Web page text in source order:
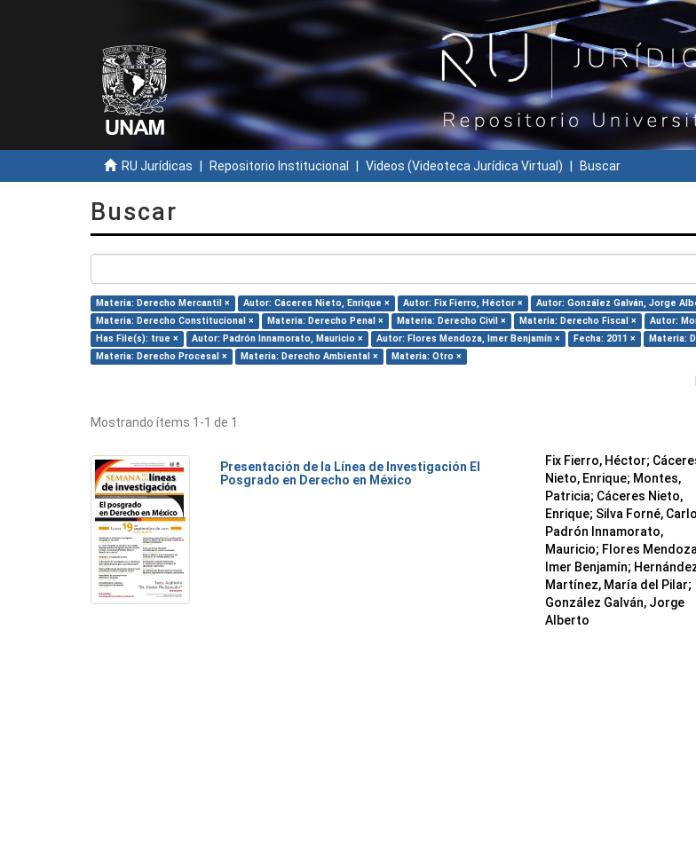
RU Jurídicas Repositorio Institucional Videos (Videoteca Jurídica Virtual) Buscar
Buscar
Materia: Derecho Mercantil × Autor: Cáceres Nieto, Enrique × Autor: Fix Fierro, Héctor ×
Autor: González Galván, Jorge
Materia: Derecho Constitucional ×
Materia: Derecho Penal × Materia: Derecho Civil × Materia: Derecho Fiscal ×
Autor:
Has File(s): true ×
Autor: Padrón Innamorato, Mauricio × Autor: Flores Mendoza, Imer Benjamín × Fecha: 2011 ×
Materia:
Materia: Derecho Procesal ×
Materia: Derecho Ambiental × Materia: Otro ×
Mostrando ítems 1-1 de 1
Presentación de la Línea de Investigación El
Posgrado en Derecho en México
Fix Fierro, Héctor;
Nieto, Enrique; Montes,
Patricia; Cáceres Nieto,
Enrique; Silva Forné,
Padrón Innamorato,
Mauricio; Flores
Imer Benjamín;
Martínez, María del Pilar;
González Galván, Jorge
Alberto